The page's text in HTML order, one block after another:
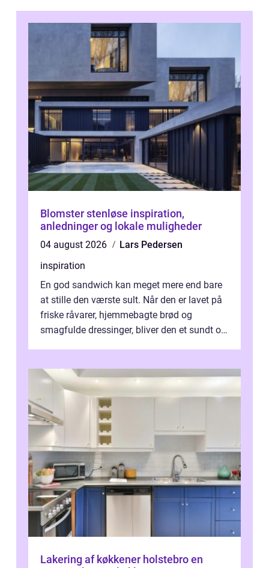
Blomster stenløse inspiration,
anledninger og lokale muligheder
04 august 2026
Lars Pedersen
inspiration
En god sandwich kan meget mere end bare
at stille den værste sult. Når den er lavet på
friske råvarer, hjemmebagte brød og
smagfulde dressinger, bliver den et sundt og
Lakering af køkkener holstebro en